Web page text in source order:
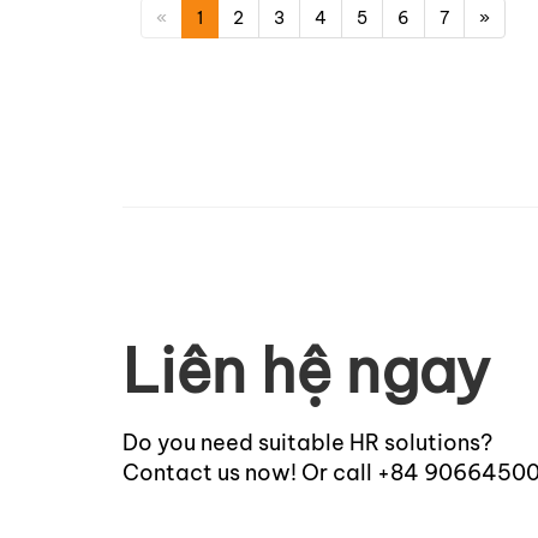
« 1 2 3 4 5 6 7 »
Liên hệ ngay
Do you need suitable HR solutions?
Contact us now! Or call +84